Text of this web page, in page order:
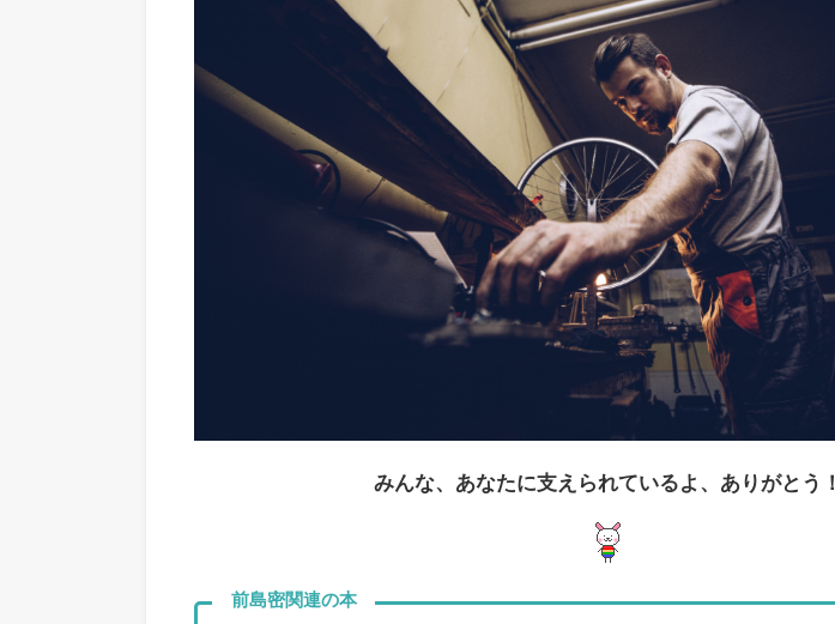
みんな、あなたに支えられているよ、ありがとう！
前島密関連の本